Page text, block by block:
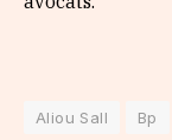
Aliou Sall Bp